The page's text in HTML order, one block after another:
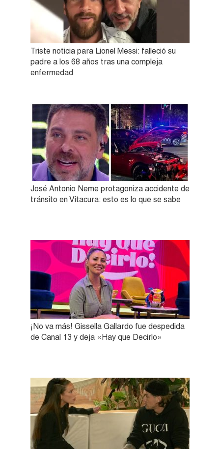
Triste noticia para Lionel Messi: falleció su
padre a los 68 años tras una compleja
enfermedad
José Antonio Neme protagoniza accidente de
tránsito en Vitacura: esto es lo que se sabe
¡No va más! Gissella Gallardo fue despedida
de Canal 13 y deja «Hay que Decirlo»